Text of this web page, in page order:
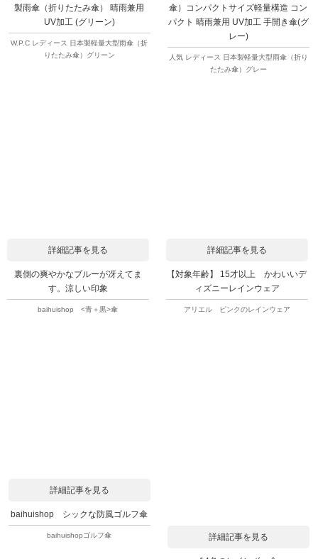
製雨傘（折りたたみ傘） 晴雨兼用
UV加工 (グリーン)
W.P.C レディース 日本製軽量大型雨傘（折
りたたみ傘）グリーン
傘）コンパクトサイズ軽量構造 コン
パクト 晴雨兼用 UV加工 手開き傘(グ
レー)
人気 レディース 日本製軽量大型雨傘（折り
たたみ傘）グレー
詳細記事を見る
裏側の爽やかなブルーが冴えてま
す。涼しい印象
baihuishop <青＋黒>傘
詳細記事を見る
【対象年齢】 15才以上 かわいいデ
ィズニーレインウェア
アリエル ピンクのレインウェア
詳細記事を見る
baihuishop シックな防風ゴルフ傘
baihuishopゴルフ傘 詳細記事を見る